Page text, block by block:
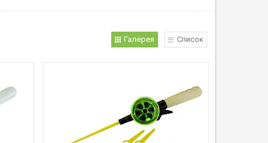
Галерея Список